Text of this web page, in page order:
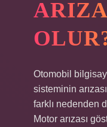
Otomobil
sisteminin
farklı nedenden
Motor arızası